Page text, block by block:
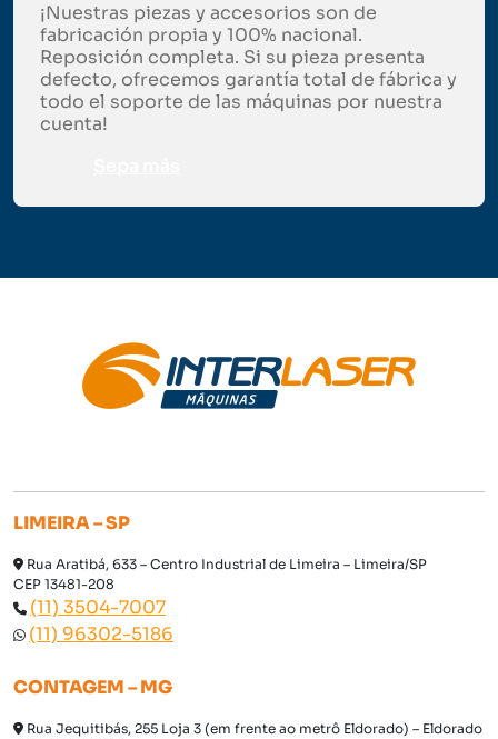
¡Nuestras piezas y accesorios son de
fabricación propia y 100% nacional.
Reposición completa. Si su pieza presenta
defecto, ofrecemos garantía total de fábrica y
todo el soporte de las máquinas por nuestra
cuenta!
LIMEIRA – SP
Rua Aratibá, 633 – Centro Industrial de Limeira – Limeira/SP
CEP 13481-208
(11) 3504-7007
(11) 96302-5186
CONTAGEM – MG
Rua Jequitibás, 255 Loja 3 (em frente ao metrô Eldorado) – Eldorado